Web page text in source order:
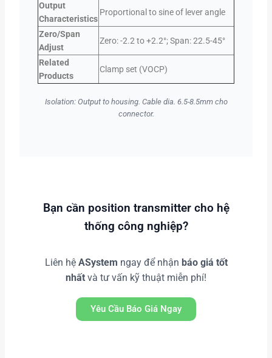
Output
Characteristics
Proportional to sine of lever angle
Zero/Span
Adjust
Zero: -2.2 to +2.2°; Span: 22.5-45°
Related
Products
Clamp set (VOCP)
Isolation: Output to housing. Cable dia. 6.5-8.5mm cho
connector.
Bạn cần position transmitter cho hệ
thống công nghiệp?
Liên hệ ASystem ngay để nhận báo giá tốt
nhất và tư vấn kỹ thuật miễn phí!
Yêu Cầu Báo Giá Ngay